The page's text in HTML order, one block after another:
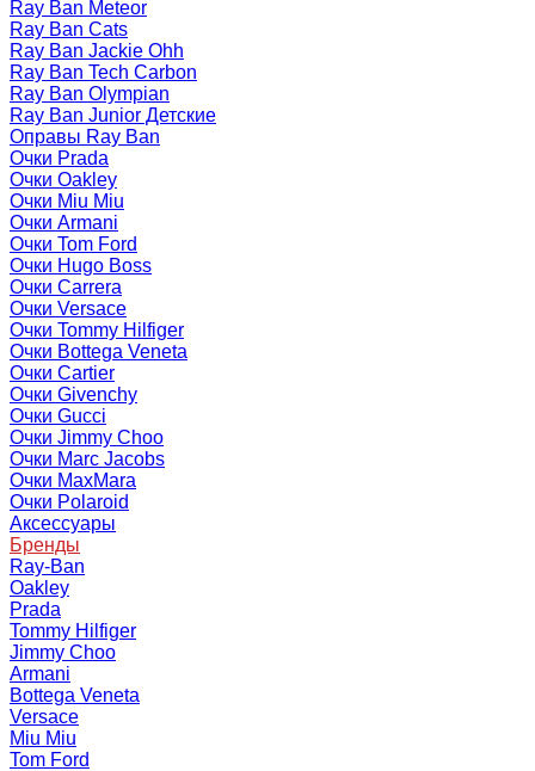
Ray Ban Meteor
Ray Ban Cats
Ray Ban Jackie Ohh
Ray Ban Tech Carbon
Ray Ban Olympian
Ray Ban Junior Детские
Оправы Ray Ban
Очки Prada
Очки Oakley
Очки Miu Miu
Очки Armani
Очки Tom Ford
Очки Hugo Boss
Очки Carrera
Очки Versace
Очки Tommy Hilfiger
Очки Bottega Veneta
Очки Cartier
Очки Givenchy
Очки Gucci
Очки Jimmy Choo
Очки Marc Jacobs
Очки MaxMara
Очки Polaroid
Аксессуары
Бренды
Ray-Ban
Oakley
Prada
Tommy Hilfiger
Jimmy Choo
Armani
Bottega Veneta
Versace
Miu Miu
Tom Ford